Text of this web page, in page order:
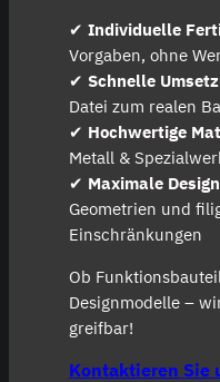
✔ Individuelle
Vorgaben, ohne
✔ Schnelle
Datei zum realen
✔ Hochwertige
Metall &
✔ Maximale
Geometrien und
Einschränkungen
Ob
Designmodelle –
greifbar!
Kontaktieren Sie